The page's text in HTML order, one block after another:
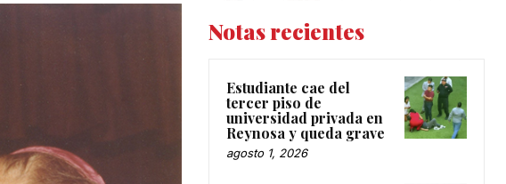
Notas recientes
Estudiante cae del
tercer piso de
universidad privada en
Reynosa y queda grave
agosto 1, 2026